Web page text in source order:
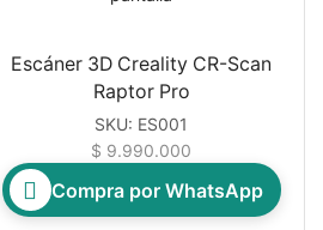
Escáner 3D Creality CR-Scan
Raptor Pro
SKU: ES001
$ 9.990.000
Compra por WhatsApp